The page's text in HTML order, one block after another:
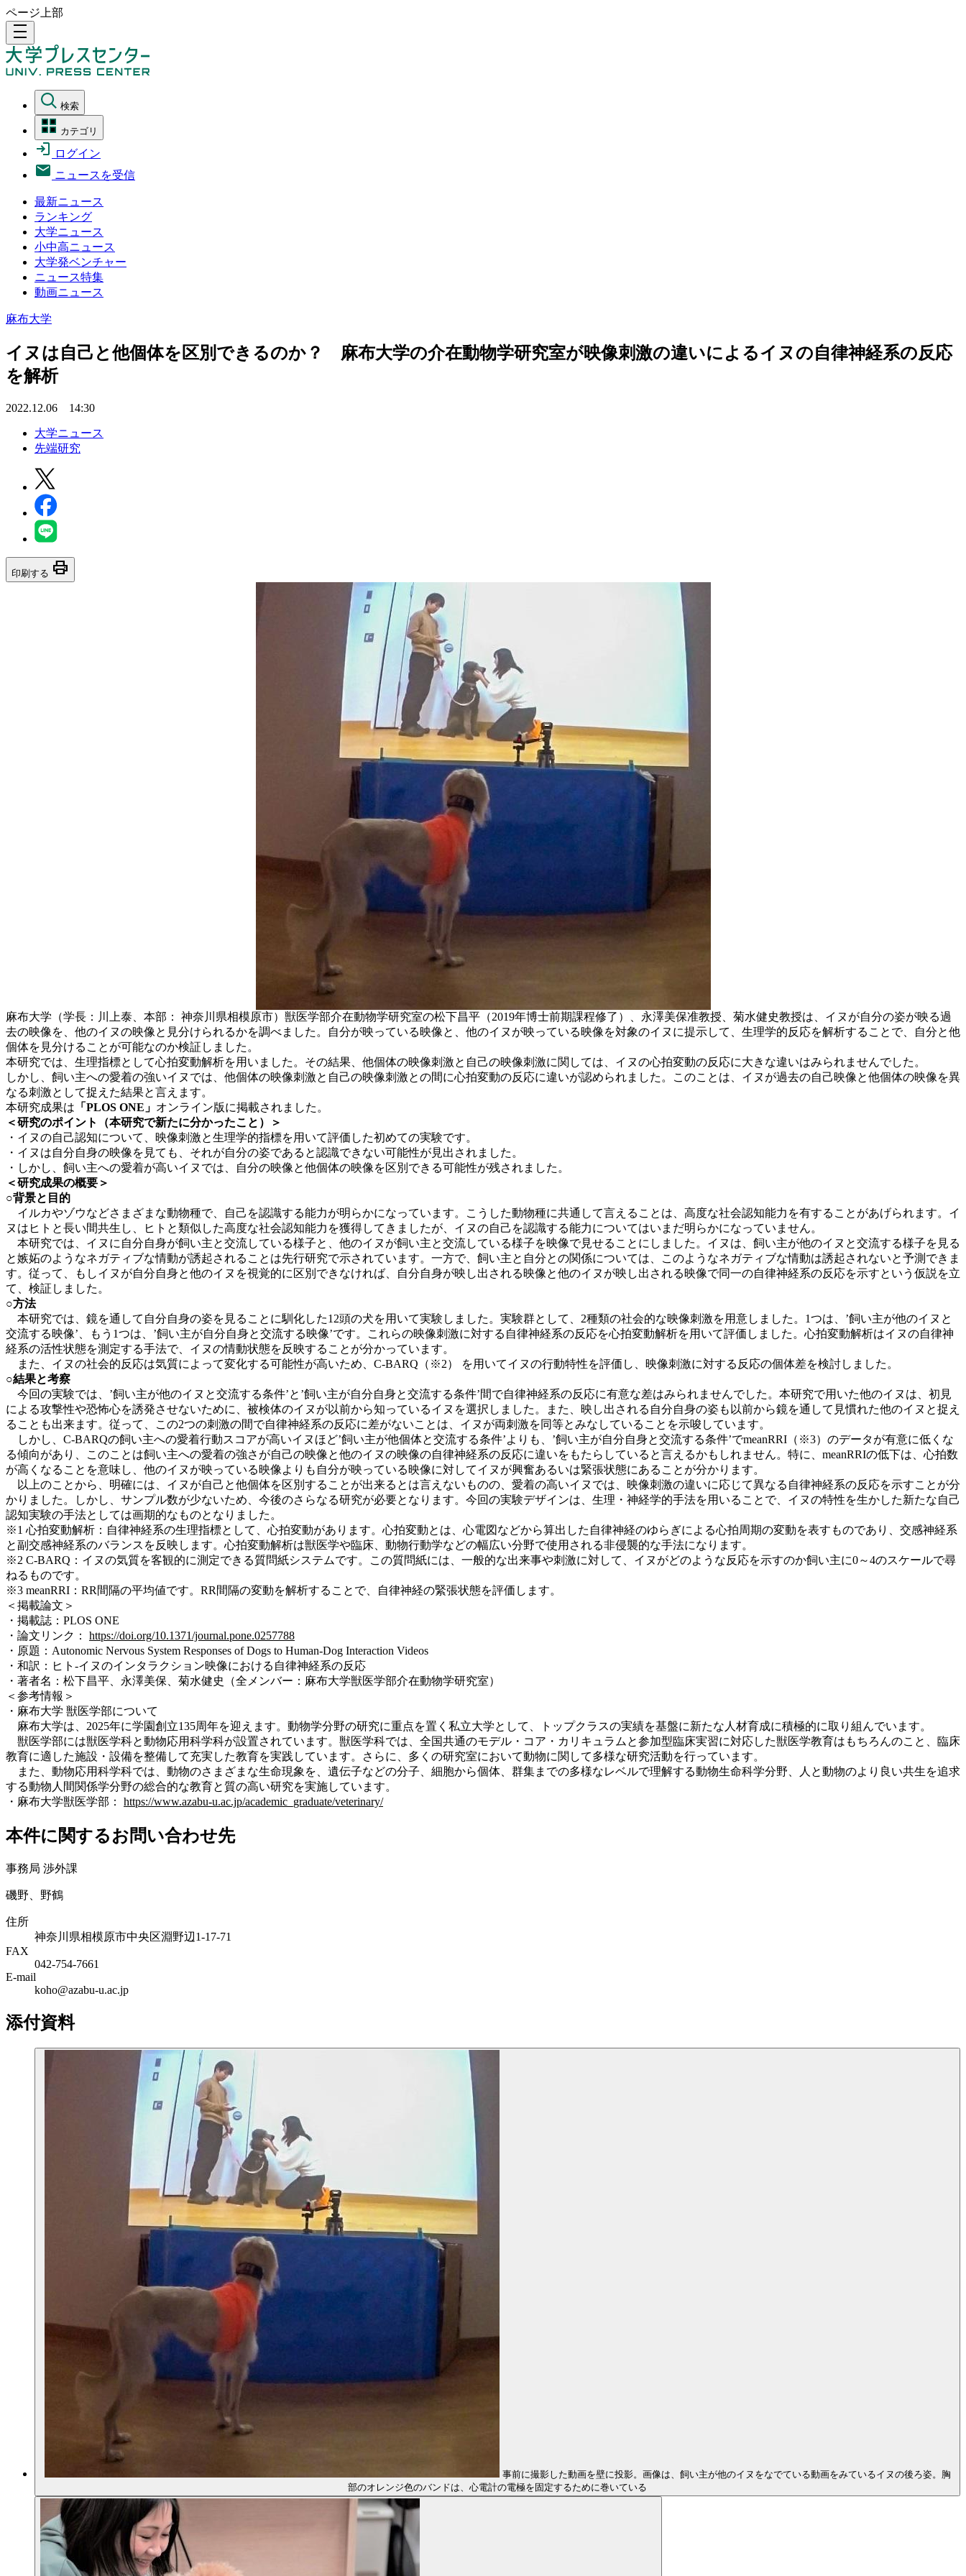
ページ上部
density_medium
検索
カテゴリ
ログイン
ニュースを受信
最新ニュース
ランキング
大学ニュース
小中高ニュース
大学発ベンチャー
ニュース特集
動画ニュース
麻布大学
イヌは自己と他個体を区別できるのか？ 麻布大学の介在動物学研究室が映像刺激の違いによるイヌの自律神経系の反応
を解析
2022.12.06 14:30
大学ニュース
先端研究
印刷する print
麻布大学（学長：川上泰、本部： 神奈川県相模原市）獣医学部介在動物学研究室の松下昌平（2019年博士前期課程修了）、永澤美保准教授、菊水健史教授は、イヌが自分の姿が映る過
去の映像を、他のイヌの映像と見分けられるかを調べました。自分が映っている映像と、他のイヌが映っている映像を対象のイヌに提示して、生理学的反応を解析することで、自分と他
個体を見分けることが可能なのか検証しました。
本研究では、生理指標として心拍変動解析を用いました。その結果、他個体の映像刺激と自己の映像刺激に関しては、イヌの心拍変動の反応に大きな違いはみられませんでした。
しかし、飼い主への愛着の強いイヌでは、他個体の映像刺激と自己の映像刺激との間に心拍変動の反応に違いが認められました。このことは、イヌが過去の自己映像と他個体の映像を異
なる刺激として捉えた結果と言えます。
本研究成果は 「PLOS ONE」 オンライン版に掲載されました。
＜研究のポイント（本研究で新たに分かったこと）＞
・イヌの自己認知について、映像刺激と生理学的指標を用いて評価した初めての実験です。
・イヌは自分自身の映像を見ても、それが自分の姿であると認識できない可能性が見出されました。
・しかし、飼い主への愛着が高いイヌでは、自分の映像と他個体の映像を区別できる可能性が残されました。
＜研究成果の概要＞
○背景と目的
イルカやゾウなどさまざまな動物種で、自己を認識する能力が明らかになっています。こうした動物種に共通して言えることは、高度な社会認知能力を有することがあげられます。イ
ヌはヒトと長い間共生し、ヒトと類似した高度な社会認知能力を獲得してきましたが、イヌの自己を認識する能力についてはいまだ明らかになっていません。
本研究では、イヌに自分自身が飼い主と交流している様子と、他のイヌが飼い主と交流している様子を映像で見せることにしました。イヌは、飼い主が他のイヌと交流する様子を見る
と嫉妬のようなネガティブな情動が誘起されることは先行研究で示されています。一方で、飼い主と自分との関係については、このようなネガティブな情動は誘起されないと予測できま
す。従って、もしイヌが自分自身と他のイヌを視覚的に区別できなければ、自分自身が映し出される映像と他のイヌが映し出される映像で同一の自律神経系の反応を示すという仮説を立
て、検証しました。
○方法
本研究では、鏡を通して自分自身の姿を見ることに馴化した12頭の犬を用いて実験しました。実験群として、2種類の社会的な映像刺激を用意しました。1つは、’飼い主が他のイヌと
交流する映像’、もう1つは、’飼い主が自分自身と交流する映像’です。これらの映像刺激に対する自律神経系の反応を心拍変動解析を用いて評価しました。心拍変動解析はイヌの自律神
経系の活性状態を測定する手法で、イヌの情動状態を反映することが分かっています。
また、イヌの社会的反応は気質によって変化する可能性が高いため、C-BARQ（※2） を用いてイヌの行動特性を評価し、映像刺激に対する反応の個体差を検討しました。
○結果と考察
今回の実験では、’飼い主が他のイヌと交流する条件’と’飼い主が自分自身と交流する条件’間で自律神経系の反応に有意な差はみられませんでした。本研究で用いた他のイヌは、初見
による攻撃性や恐怖心を誘発させないために、被検体のイヌが以前から知っているイヌを選択しました。また、映し出される自分自身の姿も以前から鏡を通して見慣れた他のイヌと捉え
ることも出来ます。従って、この2つの刺激の間で自律神経系の反応に差がないことは、イヌが両刺激を同等とみなしていることを示唆しています。
しかし、C-BARQの飼い主への愛着行動スコアが高いイヌほど’飼い主が他個体と交流する条件’よりも、’飼い主が自分自身と交流する条件’でmeanRRI（※3）のデータが有意に低くな
る傾向があり、このことは飼い主への愛着の強さが自己の映像と他のイヌの映像の自律神経系の反応に違いをもたらしていると言えるかもしれません。特に、meanRRIの低下は、心拍数
が高くなることを意味し、他のイヌが映っている映像よりも自分が映っている映像に対してイヌが興奮あるいは緊張状態にあることが分かります。
以上のことから、明確には、イヌが自己と他個体を区別することが出来るとは言えないものの、愛着の高いイヌでは、映像刺激の違いに応じて異なる自律神経系の反応を示すことが分
かりました。しかし、サンプル数が少ないため、今後のさらなる研究が必要となります。今回の実験デザインは、生理・神経学的手法を用いることで、イヌの特性を生かした新たな自己
認知実験の手法としては画期的なものとなりました。
※1 心拍変動解析：自律神経系の生理指標として、心拍変動があります。心拍変動とは、心電図などから算出した自律神経のゆらぎによる心拍周期の変動を表すものであり、交感神経系
と副交感神経系のバランスを反映します。心拍変動解析は獣医学や臨床、動物行動学などの幅広い分野で使用される非侵襲的な手法になります。
※2 C-BARQ：イヌの気質を客観的に測定できる質問紙システムです。この質問紙には、一般的な出来事や刺激に対して、イヌがどのような反応を示すのか飼い主に0～4のスケールで尋
ねるものです。
※3 meanRRI：RR間隔の平均値です。RR間隔の変動を解析することで、自律神経の緊張状態を評価します。
＜掲載論文＞
・掲載誌：PLOS ONE
・論文リンク： https://doi.org/10.1371/journal.pone.0257788
・原題：Autonomic Nervous System Responses of Dogs to Human-Dog Interaction Videos
・和訳：ヒト-イヌのインタラクション映像における自律神経系の反応
・著者名：松下昌平、永澤美保、菊水健史（全メンバー：麻布大学獣医学部介在動物学研究室）
＜参考情報＞
・麻布大学 獣医学部について
麻布大学は、2025年に学園創立135周年を迎えます。動物学分野の研究に重点を置く私立大学として、トップクラスの実績を基盤に新たな人材育成に積極的に取り組んでいます。
獣医学部には獣医学科と動物応用科学科が設置されています。獣医学科では、全国共通のモデル・コア・カリキュラムと参加型臨床実習に対応した獣医学教育はもちろんのこと、臨床
教育に適した施設・設備を整備して充実した教育を実践しています。さらに、多くの研究室において動物に関して多様な研究活動を行っています。
また、動物応用科学科では、動物のさまざまな生命現象を、遺伝子などの分子、細胞から個体、群集までの多様なレベルで理解する動物生命科学分野、人と動物のより良い共生を追求
する動物人間関係学分野の総合的な教育と質の高い研究を実施しています。
・麻布大学獣医学部： https://www.azabu-u.ac.jp/academic_graduate/veterinary/
本件に関するお問い合わせ先
事務局 渉外課
磯野、野鶴
住所
神奈川県相模原市中央区淵野辺1-17-71
FAX
042-754-7661
E-mail
koho@azabu-u.ac.jp
添付資料
事前に撮影した動画を壁に投影。画像は、飼い主が他のイヌをなでている動画をみているイヌの後ろ姿。胸
部のオレンジ色のバンドは、心電計の電極を固定するために巻いている